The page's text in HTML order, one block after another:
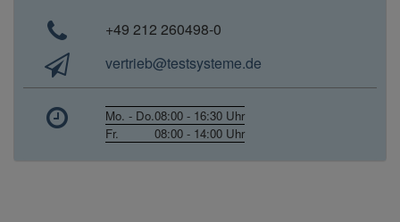
+49 212 260498-0
vertrieb@testsysteme.de
Mo. - Do.08:00 - 16:30 Uhr
Fr.
08:00 - 14:00 Uhr